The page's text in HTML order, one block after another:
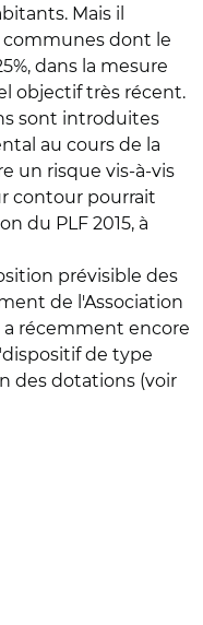
Mais il
communes dont le
dans la mesure
objectif très récent.
sont introduites
au cours de la
un risque vis-à-vis
contour pourrait
du PLF 2015, à
prévisible des
de l'Association
a récemment encore
de type
des dotations (voir